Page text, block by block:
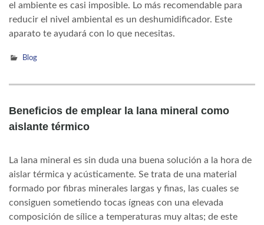
el ambiente es casi imposible. Lo más recomendable para
reducir el nivel ambiental es un deshumidificador. Este
aparato te ayudará con lo que necesitas.
Blog
Beneficios de emplear la lana mineral como
aislante térmico
La lana mineral es sin duda una buena solución a la hora de
aislar térmica y acústicamente. Se trata de una material
formado por fibras minerales largas y finas, las cuales se
consiguen sometiendo tocas ígneas con una elevada
composición de sílice a temperaturas muy altas; de este